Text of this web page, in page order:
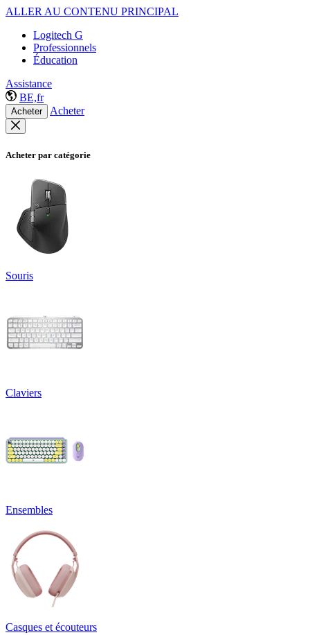
ALLER AU CONTENU PRINCIPAL
Logitech G
Professionnels
Éducation
Assistance
BE,fr
Acheter Acheter
Acheter par catégorie
Souris
Claviers
Ensembles
Casques et écouteurs